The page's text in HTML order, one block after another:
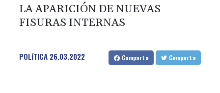
LA APARICIÓN DE NUEVAS
FISURAS INTERNAS
POLíTICA 26.03.2022 Comparta Comparta